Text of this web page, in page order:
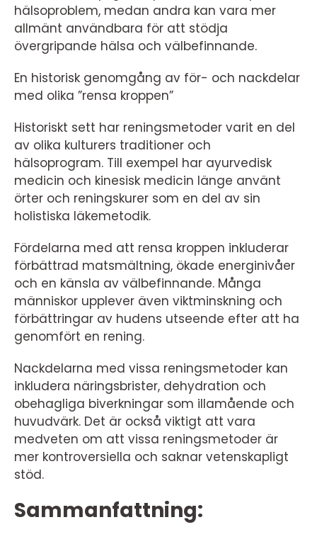
hälsoproblem, medan andra kan vara mer
allmänt användbara för att stödja
övergripande hälsa och välbefinnande.
En historisk genomgång av för- och nackdelar
med olika ”rensa kroppen”
Historiskt sett har reningsmetoder varit en del
av olika kulturers traditioner och
hälsoprogram. Till exempel har ayurvedisk
medicin och kinesisk medicin länge använt
örter och reningskurer som en del av sin
holistiska läkemetodik.
Fördelarna med att rensa kroppen inkluderar
förbättrad matsmältning, ökade energinivåer
och en känsla av välbefinnande. Många
människor upplever även viktminskning och
förbättringar av hudens utseende efter att ha
genomfört en rening.
Nackdelarna med vissa reningsmetoder kan
inkludera näringsbrister, dehydration och
obehagliga biverkningar som illamående och
huvudvärk. Det är också viktigt att vara
medveten om att vissa reningsmetoder är
mer kontroversiella och saknar vetenskapligt
stöd.
Sammanfattning: